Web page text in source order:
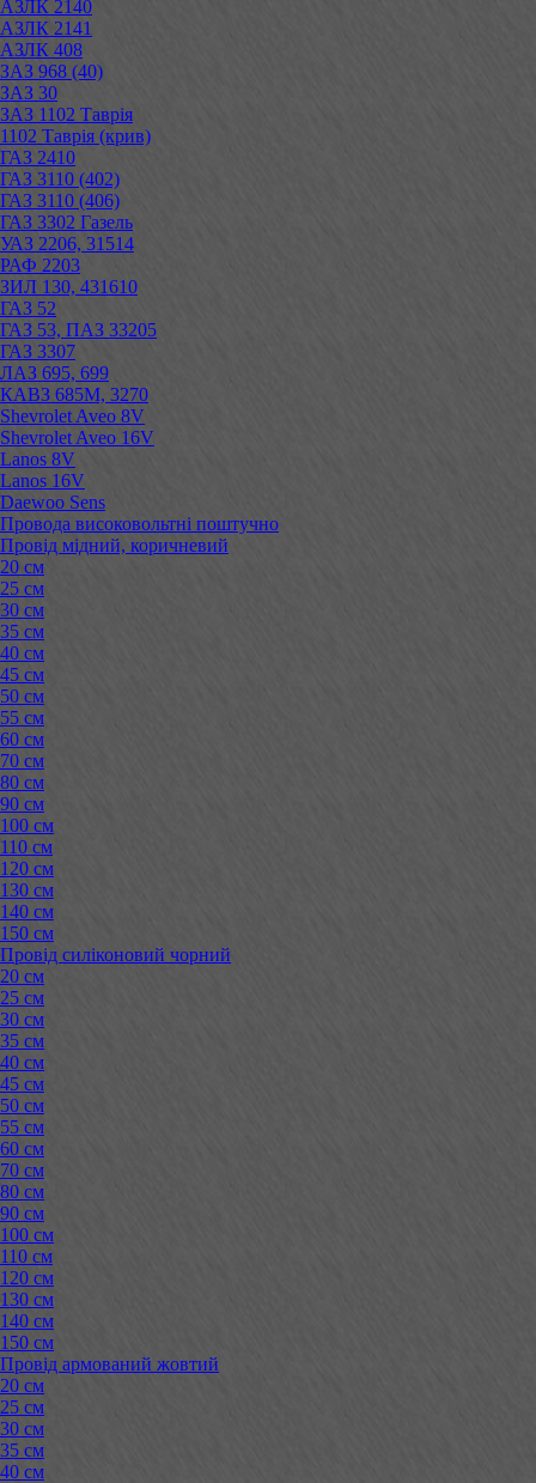
АЗЛК 2140
АЗЛК 2141
АЗЛК 408
ЗАЗ 968 (40)
ЗАЗ 30
ЗАЗ 1102 Таврія
1102 Таврія (крив)
ГАЗ 2410
ГАЗ 3110 (402)
ГАЗ 3110 (406)
ГАЗ 3302 Газель
УАЗ 2206, 31514
РАФ 2203
ЗИЛ 130, 431610
ГАЗ 52
ГАЗ 53, ПАЗ 33205
ГАЗ 3307
ЛАЗ 695, 699
КАВЗ 685М, 3270
Shevrolet Aveo 8V
Shevrolet Aveo 16V
Lanos 8V
Lanos 16V
Daewoo Sens
Провода високовольтні поштучно
Провід мідний, коричневий
20 см
25 см
30 см
35 см
40 см
45 см
50 см
55 см
60 см
70 см
80 см
90 см
100 см
110 см
120 см
130 см
140 см
150 см
Провід силіконовий чорний
20 см
25 см
30 см
35 см
40 см
45 см
50 см
55 см
60 см
70 см
80 см
90 см
100 см
110 см
120 см
130 см
140 см
150 см
Провід армований жовтий
20 см
25 см
30 см
35 см
40 см